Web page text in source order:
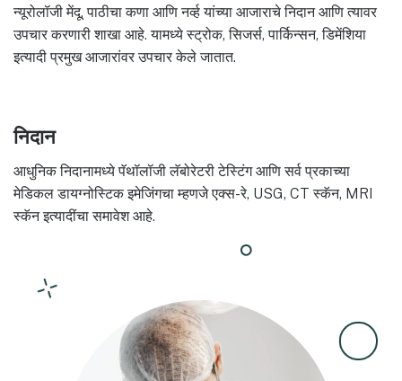
न्यूरोलॉजी मेंदू, पाठीचा कणा आणि नर्व्ह यांच्या आजाराचे निदान आणि त्यावर
उपचार करणारी शाखा आहे. यामध्ये स्ट्रोक, सिजर्स, पार्किन्सन, डिमेंशिया
इत्यादी प्रमुख आजारांवर उपचार केले जातात.
निदान
आधुनिक निदानामध्ये पॅथॉलॉजी लॅबोरेटरी टेस्टिंग आणि सर्व प्रकाच्या
मेडिकल डायग्नोस्टिक इमेजिंगचा म्हणजे एक्स-रे, USG, CT स्कॅन, MRI
स्कॅन इत्यादींचा समावेश आहे.